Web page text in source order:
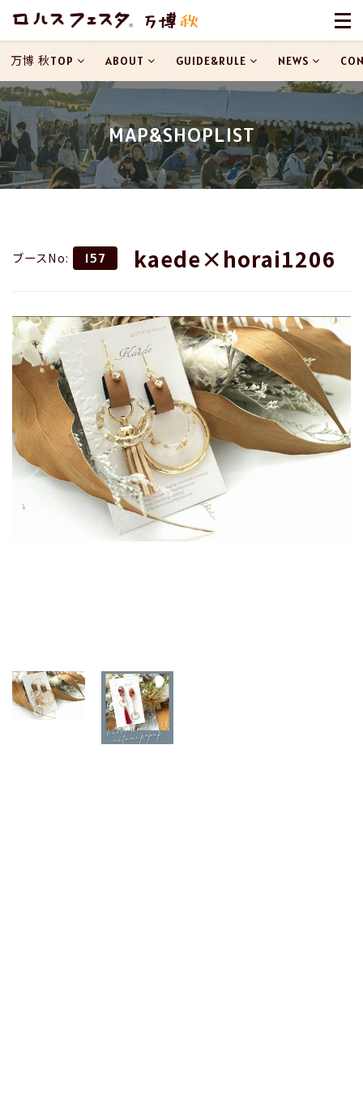
MAP&SHOPLIST
万博 秋TOP ABOUT GUIDE&RULE NEWS
ブースNo: 157 kaede×horai1206